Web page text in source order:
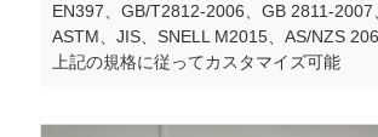
EN397、GB/T2812-2006、GB 2811-2007
ASTM、JIS、SNELL M2015、AS/NZS
上記の規格に従ってカスタマイズ可能